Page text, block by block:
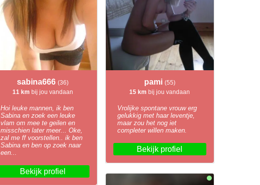
sabina666(36)
11 km bij jou vandaan
Hoi leuke mannen, ik ben
Sabina en zoek een leuke
vlam om mee te geilen en
misschien later meer... Oke,
zal me ff voorstellen.. ik ben
Sabina en ben op zoek naar
een...
Bekijk profiel
pami (55)
15 km bij jou vandaan
Vrolijke spontane vrouw erg
gelukkig met haar leventje,
maar zou het nog iet
completer willen maken.
Bekijk profiel